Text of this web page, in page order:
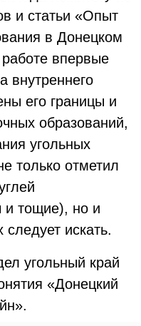
и статьи «Опыт
в Донецком
впервые
внутреннего
его границы и
образований,
угольных
только отметил
и тощие), но и
искать.
угольный край
«Донецкий